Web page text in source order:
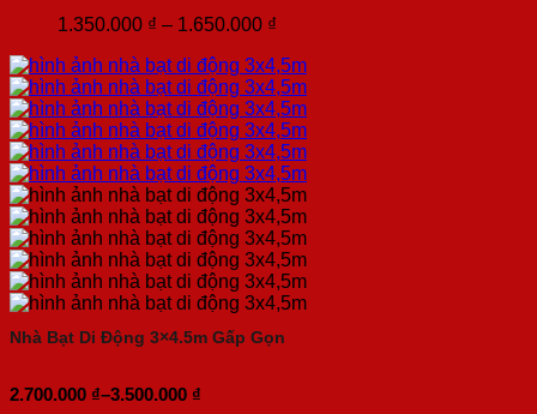
1.500.000 ₫
1.350.000 ₫ – 1.650.000 ₫
từ
1.350.000 ₫
đến
1.650.000 ₫
Nhà Bạt Di Động 3×4.5m Gấp Gọn
2.700.000 ₫–3.500.000 ₫
Khoảng